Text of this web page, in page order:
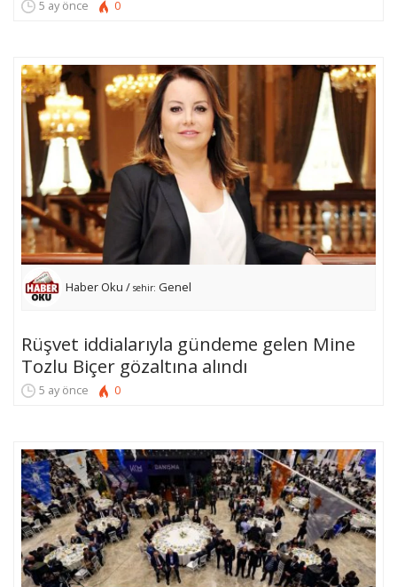
5 ay önce 0
Haber Oku / sehir: Genel
Rüşvet iddialarıyla gündeme gelen Mine
Tozlu Biçer gözaltına alındı
5 ay önce 0